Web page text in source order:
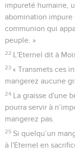
impureté humaine,
abomination impure
communion qui
peuple. »
22 L'Eternel dit à
23 « Transmets ces
mangerez aucune
24 La graisse d'une
pourra servir à
mangerez pas.
25 Si quelqu’un
à l'Eternel en